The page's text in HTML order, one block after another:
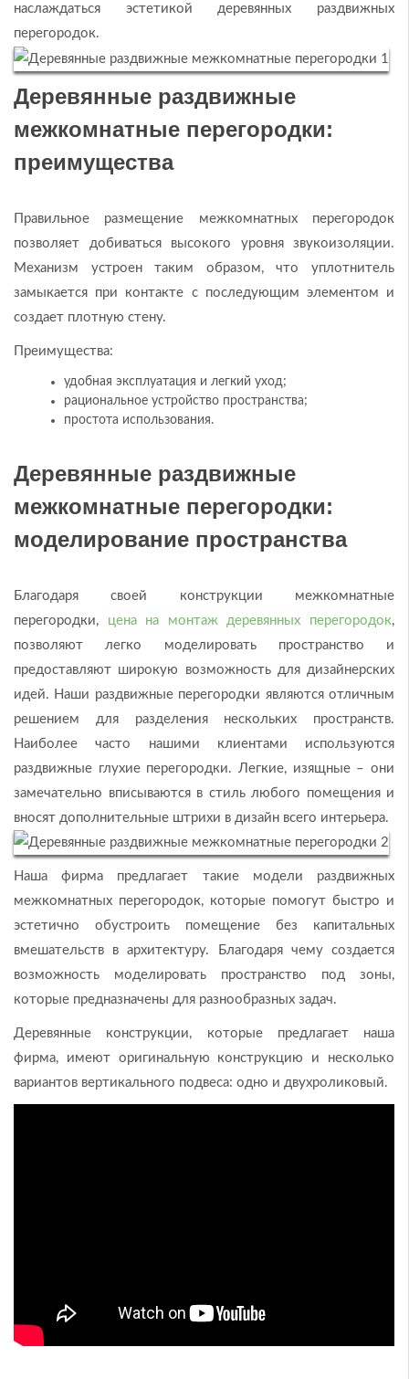
наслаждаться эстетикой деревянных раздвижных
перегородок.
Деревянные раздвижные
межкомнатные перегородки:
преимущества
Правильное размещение межкомнатных перегородок
позволяет добиваться высокого уровня звукоизоляции.
Механизм устроен таким образом, что уплотнитель
замыкается при контакте с последующим элементом и
создает плотную стену.
Преимущества:
удобная эксплуатация и легкий уход;
рациональное устройство пространства;
простота использования.
Деревянные раздвижные
межкомнатные перегородки:
моделирование пространства
Благодаря своей конструкции межкомнатные
перегородки, цена на монтаж деревянных перегородок,
позволяют легко моделировать пространство и
предоставляют широкую возможность для дизайнерских
идей. Наши раздвижные перегородки являются отличным
решением для разделения нескольких пространств.
Наиболее часто нашими клиентами используются
раздвижные глухие перегородки. Легкие, изящные – они
замечательно вписываются в стиль любого помещения и
вносят дополнительные штрихи в дизайн всего интерьера.
Наша фирма предлагает такие модели раздвижных
межкомнатных перегородок, которые помогут быстро и
эстетично обустроить помещение без капитальных
вмешательств в архитектуру. Благодаря чему создается
возможность моделировать пространство под зоны,
которые предназначены для разнообразных задач.
Деревянные конструкции, которые предлагает наша
фирма, имеют оригинальную конструкцию и несколько
вариантов вертикального подвеса: одно и двухроликовый.